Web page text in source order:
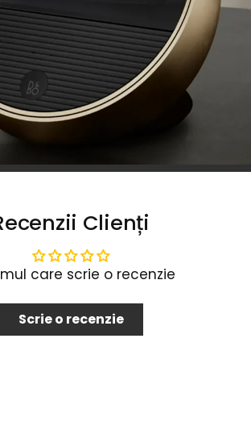
Clienți
care scrie o recenzie
Scrie o recenzie